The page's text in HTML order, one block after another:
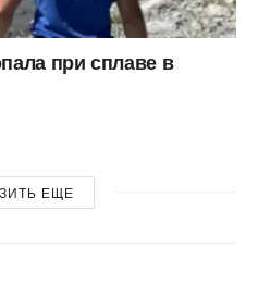
при сплаве в
ЕЩЕ